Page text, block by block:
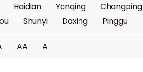
Haidian Yanqing Changping
Shunyi Daxing Pinggu
AA A